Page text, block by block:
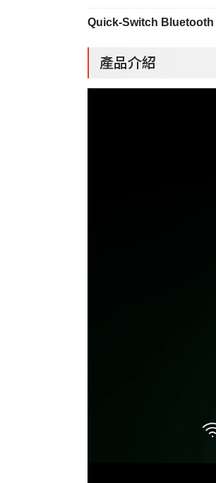
Quick-Switch Bluetooth
產品介紹